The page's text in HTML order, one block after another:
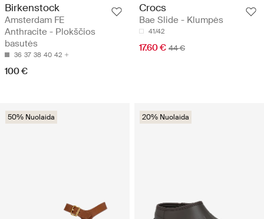
Birkenstock
Amsterdam FE
Anthracite - Plokščios
basutės
36 37 38 40 42
100 €
Crocs
Bae Slide - Klumpės
41/42
17.60 € 44 €
50% Nuolaida 20% Nuolaida